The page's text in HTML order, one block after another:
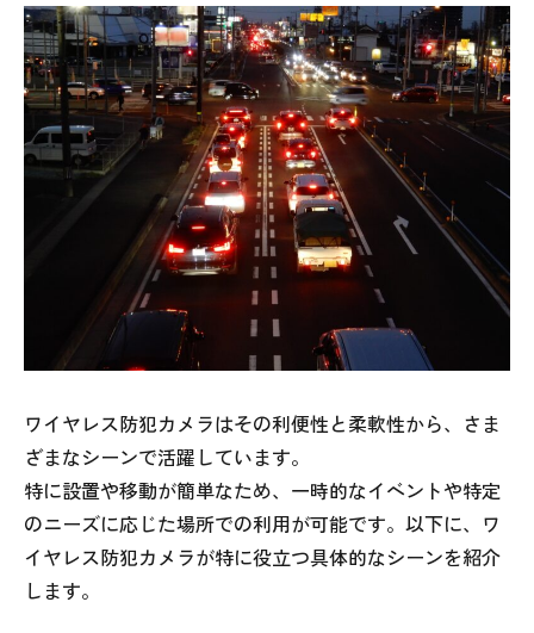
ワイヤレス防犯カメラはその利便性と柔軟性から、さま
ざまなシーンで活躍しています。
特に設置や移動が簡単なため、一時的なイベントや特定
のニーズに応じた場所での利用が可能です。以下に、ワ
イヤレス防犯カメラが特に役立つ具体的なシーンを紹介
します。